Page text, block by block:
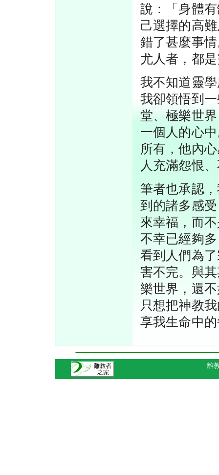
說：「身體
己選擇的高
錯了甚麼事
尤人者，都
我不知道靈
我卻領悟到
堂、極樂世
一個人的心
所有，他內
人充滿怨恨
筆者也承認
到的諸多感
來幸福，而
不幸已經夠
看到人們為
害不完。與
樂世界，還
只想把神教
享我生命中
離